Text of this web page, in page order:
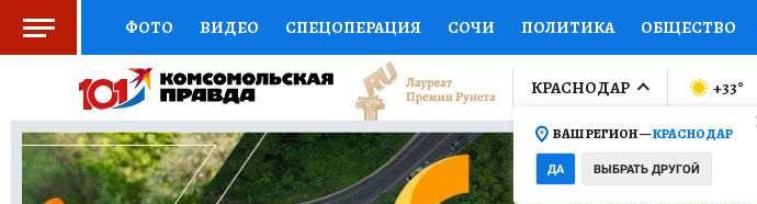
ФОТО ВИДЕО СПЕЦОПЕРАЦИЯ СОЧИ ПОЛИТИКА ОБЩЕСТВО
СОЦПОДДЕРЖКА НАУКА СПОРТ КОЛУМНИСТЫ ПРОИСШЕСТВИЯ
ВЫБОР ЭКСПЕРТОВ ДОКТОР ФИНАНСЫ ОТКРЫВАЕМ МИР Я ЗНАЮ
КНИЖНАЯ ПОЛКА ПРОГНОЗЫ НА СПОРТ ПРОМОКОДЫ СЕРИАЛЫ
КРАСНОДАР
ВАШ РЕГИОН —КРАСНОДАР
ДА ВЫБРАТЬ ДРУГОЙ
+33°